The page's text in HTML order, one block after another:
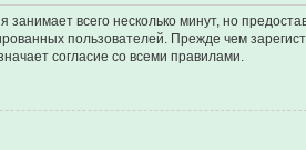
всего несколько минут, но
пользователей. Прежде чем
согласие со всеми правилами.